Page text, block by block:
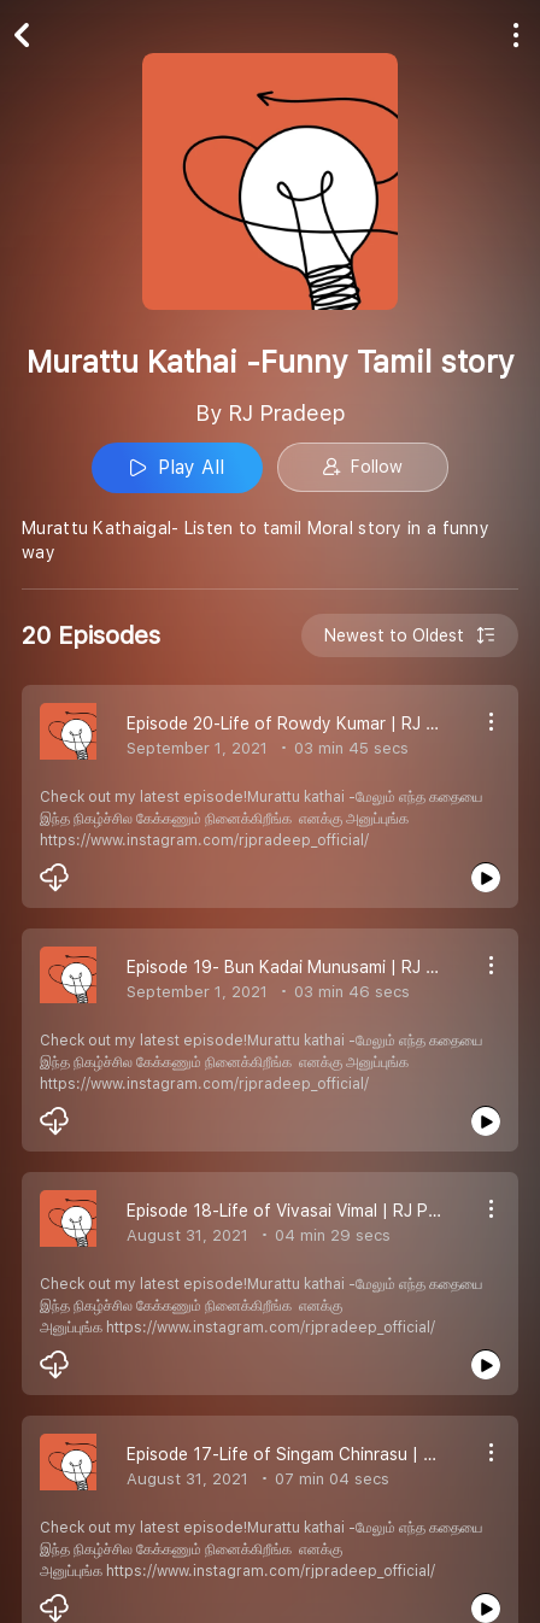
Murattu Kathai -Funny Tamil story
By RJ Pradeep
Play All Follow
Murattu Kathaigal- Listen to tamil Moral story in a funny
way
20 Episodes Newest to Oldest
Episode 20-Life of Rowdy Kumar | RJ Pradeep
September 1, 2021 03 min 45 secs
Check out my latest episode!Murattu kathai -மேலும் எந்த கதையை
இந்த நிகழ்ச்சில கேக்கணும் நினைக்கிறீங்க எனக்கு அனுப்புங்க
https://www.instagram.com/rjpradeep_official/
Episode 19- Bun Kadai Munusami | RJ Pradeep
September 1, 2021 03 min 46 secs
Check out my latest episode!Murattu kathai -மேலும் எந்த கதையை
இந்த நிகழ்ச்சில கேக்கணும் நினைக்கிறீங்க எனக்கு அனுப்புங்க
https://www.instagram.com/rjpradeep_official/
Episode 18-Life of Vivasai Vimal | RJ Pradeep
August 31, 2021 04 min 29 secs
Check out my latest episode!Murattu kathai -மேலும் எந்த கதையை
இந்த நிகழ்ச்சில கேக்கணும் நினைக்கிறீங்க எனக்கு
அனுப்புங்க https://www.instagram.com/rjpradeep_official/
Episode 17-Life of Singam Chinrasu | RJ Pradeep
August 31, 2021 07 min 04 secs
Check out my latest episode!Murattu kathai -மேலும் எந்த கதையை
இந்த நிகழ்ச்சில கேக்கணும் நினைக்கிறீங்க எனக்கு
அனுப்புங்க https://www.instagram.com/rjpradeep_official/